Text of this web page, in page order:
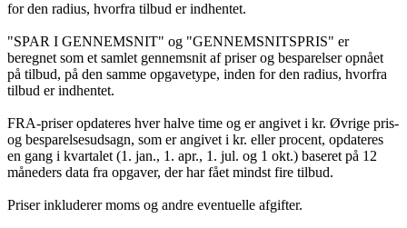
for den radius, hvorfra tilbud er indhentet.
"SPAR I GENNEMSNIT" og "GENNEMSNITSPRIS" er
beregnet som et samlet gennemsnit af priser og besparelser opnået
på tilbud, på den samme opgavetype, inden for den radius, hvorfra
tilbud er indhentet.
FRA-priser opdateres hver halve time og er angivet i kr. Øvrige pris-
og besparelsesudsagn, som er angivet i kr. eller procent, opdateres
en gang i kvartalet (1. jan., 1. apr., 1. jul. og 1 okt.) baseret på 12
måneders data fra opgaver, der har fået mindst fire tilbud.
Priser inkluderer moms og andre eventuelle afgifter.